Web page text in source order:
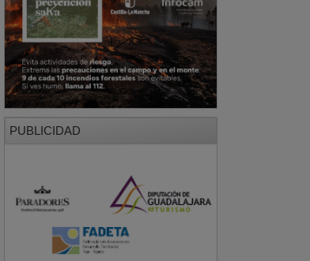
PUBLICIDAD